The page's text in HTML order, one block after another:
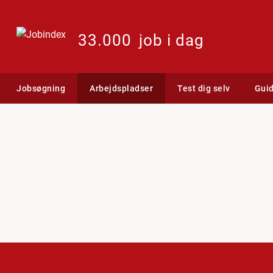
33.000 job i dag
Jobsøgning Arbejdspladser Test dig selv